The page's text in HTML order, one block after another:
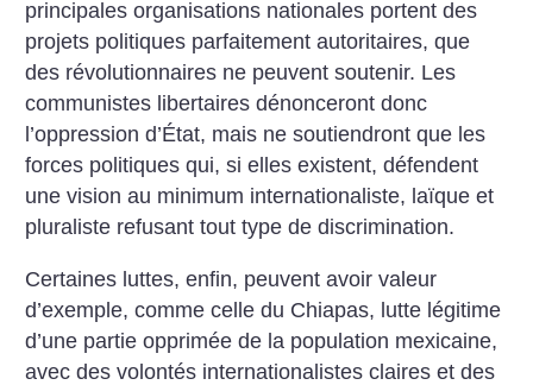
principales organisations nationales portent des
projets politiques parfaitement autoritaires, que
des révolutionnaires ne peuvent soutenir. Les
communistes libertaires dénonceront donc
l’oppression d’État, mais ne soutiendront que les
forces politiques qui, si elles existent, défendent
une vision au minimum internationaliste, laïque et
pluraliste refusant tout type de discrimination.
Certaines luttes, enfin, peuvent avoir valeur
d’exemple, comme celle du Chiapas, lutte légitime
d’une partie opprimée de la population mexicaine,
avec des volontés internationalistes claires et des